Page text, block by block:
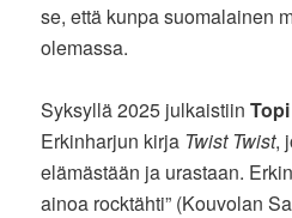
se, että kunpa suomalainen
olemassa.
Syksyllä 2025 julkaistiin
Erkinharjun kirja Twist Twist,
elämästään ja urastaan.
ainoa rocktähti” (Kouvolan